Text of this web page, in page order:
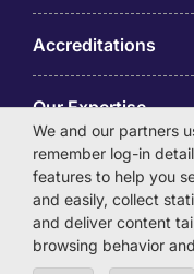
Accreditations
Our Expertise
アプリ
Employer Centre
We and our partners
remember log-in
features to help you
and easily, collect
and deliver content
browsing behavior